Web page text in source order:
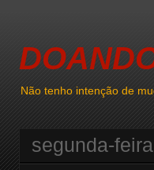
Não tenho intenção de
segunda-